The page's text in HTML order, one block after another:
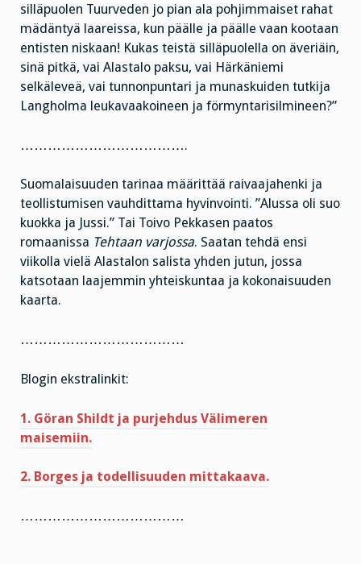
silläpuolen Tuurveden jo pian ala pohjimmaiset rahat
mädäntyä laareissa, kun päälle ja päälle vaan kootaan
entisten niskaan! Kukas teistä silläpuolella on äveriäin,
sinä pitkä, vai Alastalo paksu, vai Härkäniemi
selkäleveä, vai tunnonpuntari ja munaskuiden tutkija
Langholma leukavaakoineen ja förmyntarisilmineen?”
……………………………….
Suomalaisuuden tarinaa määrittää raivaajahenki ja
teollistumisen vauhdittama hyvinvointi. ”Alussa oli suo
kuokka ja Jussi.” Tai Toivo Pekkasen paatos
romaanissa Tehtaan varjossa. Saatan tehdä ensi
viikolla vielä Alastalon salista yhden jutun, jossa
katsotaan laajemmin yhteiskuntaa ja kokonaisuuden
kaarta.
………………………………
Blogin ekstralinkit:
1. Göran Shildt ja purjehdus Välimeren
maisemiin.
2. Borges ja todellisuuden mittakaava.
………………………………